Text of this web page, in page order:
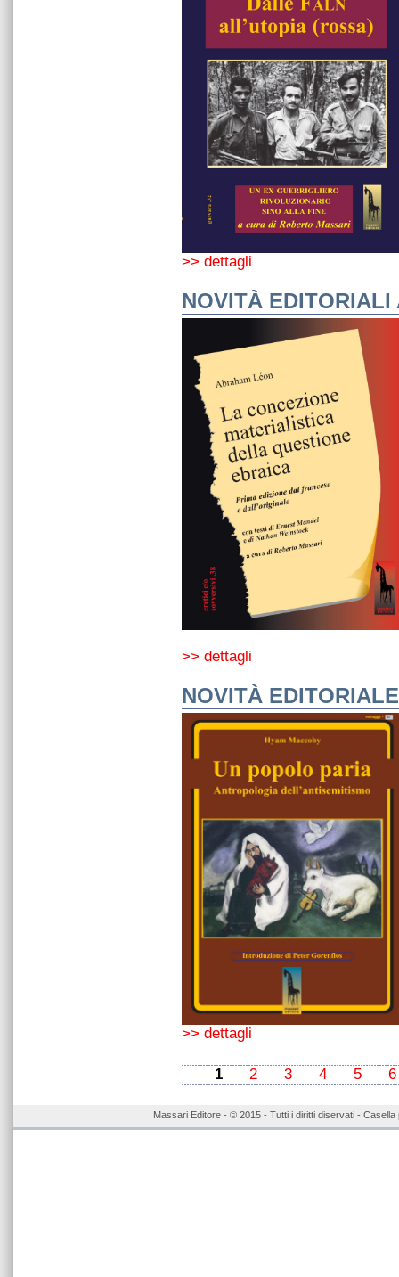
>> dettagli
NOVITÀ EDITORIALI
>> dettagli
NOVITÀ
>> dettagli
1 2 3 4 5 6
Massari Editore - © 2015 - Tutti i diritti diservati -